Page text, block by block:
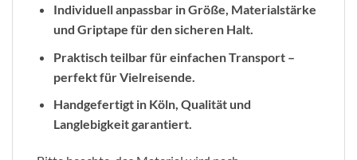
Individuell anpassbar in Größe, Materialstärke
und Griptape für den sicheren Halt.
Praktisch teilbar für einfachen Transport –
perfekt für Vielreisende.
Handgefertigt in Köln, Qualität und
Langlebigkeit garantiert.